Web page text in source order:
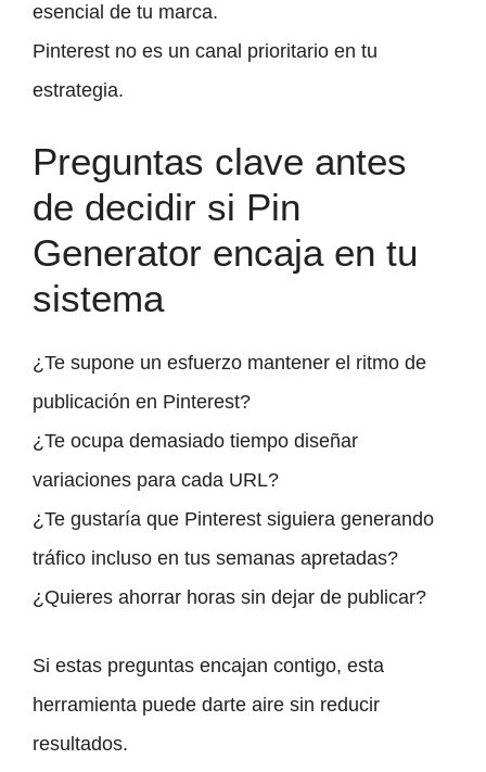
esencial de tu marca.
Pinterest no es un canal prioritario en tu
estrategia.
Preguntas clave antes
de decidir si Pin
Generator encaja en tu
sistema
¿Te supone un esfuerzo mantener el ritmo de
publicación en Pinterest?
¿Te ocupa demasiado tiempo diseñar
variaciones para cada URL?
¿Te gustaría que Pinterest siguiera generando
tráfico incluso en tus semanas apretadas?
¿Quieres ahorrar horas sin dejar de publicar?
Si estas preguntas encajan contigo, esta
herramienta puede darte aire sin reducir
resultados.